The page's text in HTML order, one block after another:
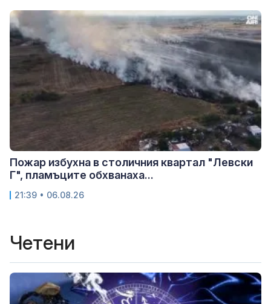
Пожар избухна в столичния квартал "Левски
Г", пламъците обхванаха...
21:39 • 06.08.26
Четени